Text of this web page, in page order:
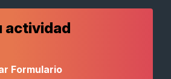
actividad
Formulario